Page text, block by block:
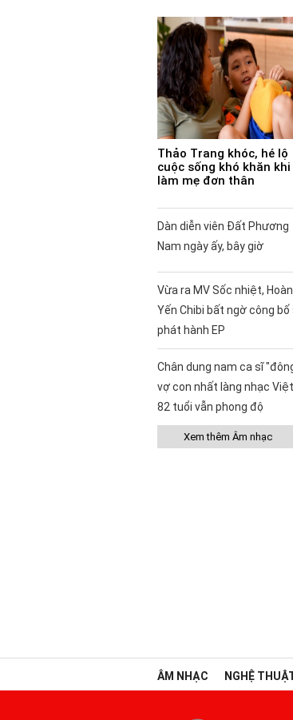
Thảo Trang khóc, hé lộ
cuộc sống khó khăn khi
làm mẹ đơn thân
Dàn diễn viên Đất Phương
Nam ngày ấy, bây giờ
Vừa ra MV Sốc nhiệt,
Yến Chibi bất ngờ công bố
phát hành EP
Chân dung nam ca sĩ
vợ con nhất làng nhạc
82 tuổi vẫn phong độ
Xem thêm Âm nhạc
ÂM NHẠC NGHỆ